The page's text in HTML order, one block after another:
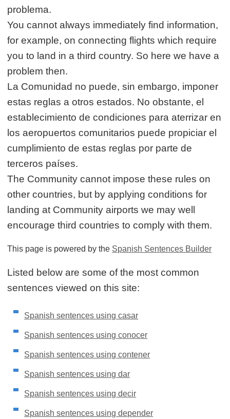
problema.
You cannot always immediately find information,
for example, on connecting flights which require
you to land in a third country. So here we have a
problem then.
La Comunidad no puede, sin embargo, imponer
estas reglas a otros estados. No obstante, el
establecimiento de condiciones para aterrizar en
los aeropuertos comunitarios puede propiciar el
cumplimiento de estas reglas por parte de
terceros países.
The Community cannot impose these rules on
other countries, but by applying conditions for
landing at Community airports we may well
encourage third countries to comply with them.
This page is powered by the Spanish Sentences Builder
Listed below are some of the most common
sentences viewed on this site:
Spanish sentences using casar
Spanish sentences using conocer
Spanish sentences using contener
Spanish sentences using dar
Spanish sentences using decir
Spanish sentences using depender